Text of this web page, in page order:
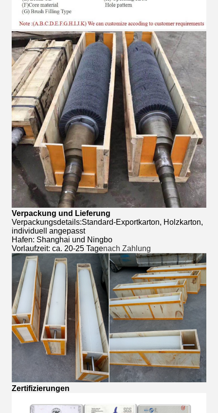
Verpackung und Lieferung
Verpackungsdetails:Standard-Exportkarton, Holzkarton,
individuell angepasst
Hafen: Shanghai und Ningbo
Vorlaufzeit: ca. 20-25 Tagenach Zahlung
Zertifizierungen